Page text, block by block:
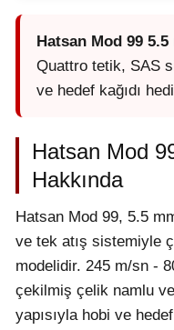
Hatsan Mod 99 5.5
Quattro tetik, SAS
ve hedef kağıdı
Hatsan Mod
Hakkında
Hatsan Mod 99, 5.5
ve tek atış sistemiyle
modelidir. 245 m/sn -
çekilmiş çelik namlu
yapısıyla hobi ve